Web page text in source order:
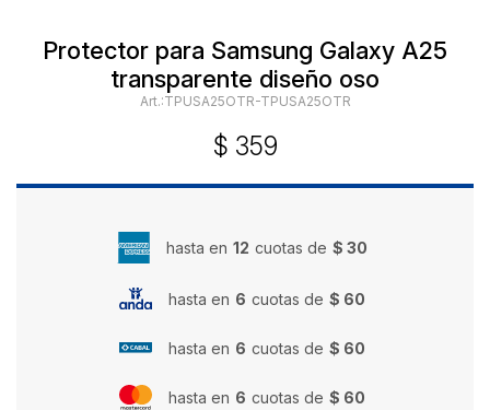
Protector para Samsung Galaxy A25
transparente diseño oso
TPUSA25OTR-TPUSA25OTR
$ 359
hasta en 12 cuotas de $ 30
hasta en 6 cuotas de $ 60
hasta en 6 cuotas de $ 60
hasta en 6 cuotas de $ 60